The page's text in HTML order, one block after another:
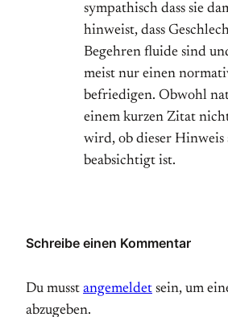
sympathisch dass sie
hinweist, dass
Begehren fluide sind
meist nur einen
befriedigen. Obwohl
einem kurzen Zitat
wird, ob dieser Hinweis
beabsichtigt ist.
Schreibe einen Kommentar
Du musst angemeldet sein, um
abzugeben.